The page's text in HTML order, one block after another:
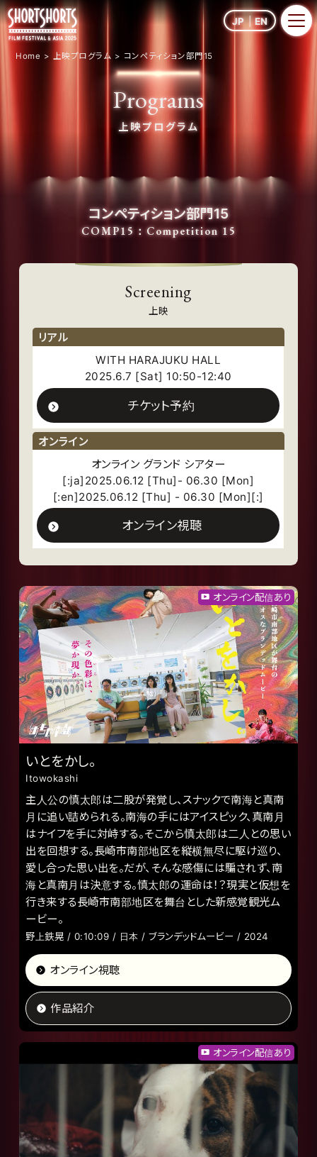
JP EN
Home 上映プログラム コンペティション部門15
Programs
上映プログラム
コンペティション部門15
COMP15：Competition 15
Screening
上映
リアル
WITH HARAJUKU HALL
2025.6.7 [Sat] 10:50-12:40
チケット予約
オンライン
オンライン グランド シアター
[:ja]2025.06.12 [Thu]- 06.30 [Mon]
[:en]2025.06.12 [Thu] - 06.30 [Mon][:]
オンライン視聴
オンライン配信あり
いとをかし。
Itowokashi
主人公の慎太郎は二股が発覚し、スナックで南海と真南
月に追い詰められる。南海の手にはアイスピック、真南月
はナイフを手に対峙する。そこから慎太郎は二人との思い
出を回想する。長崎市南部地区を縦横無尽に駆け巡り、
愛し合った思い出を。だが、そんな感傷には騙されず、南
海と真南月は決意する。慎太郎の運命は！？現実と仮想を
行き来する長崎市南部地区を舞台とした新感覚観光ム
ービー。
野上鉄晃 / 0:10:09 / 日本 / ブランデッドムービー / 2024
オンライン視聴
作品紹介
オンライン配信あり